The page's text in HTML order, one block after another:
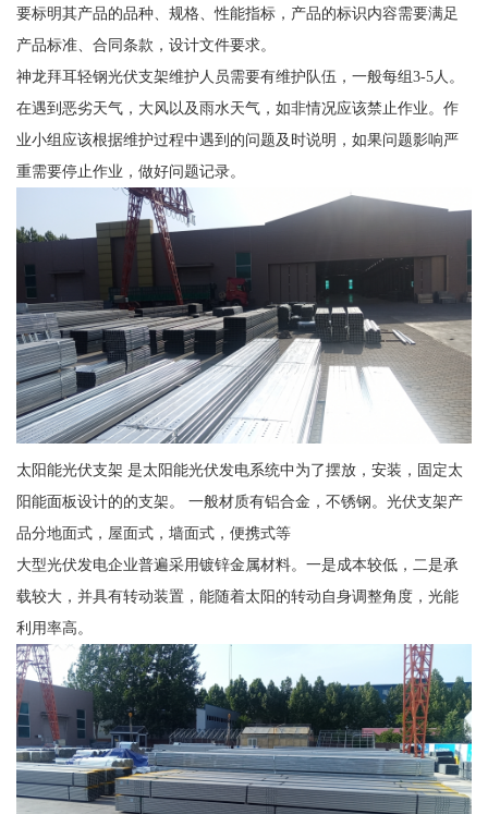
要标明其产品的品种、规格、性能指标，产品的标识内容需要满足
产品标准、合同条款，设计文件要求。
神龙拜耳轻钢光伏支架维护人员需要有维护队伍，一般每组3-5人。
在遇到恶劣天气，大风以及雨水天气，如非情况应该禁止作业。作
业小组应该根据维护过程中遇到的问题及时说明，如果问题影响严
重需要停止作业，做好问题记录。
太阳能光伏支架 是太阳能光伏发电系统中为了摆放，安装，固定太
阳能面板设计的的支架。 一般材质有铝合金，不锈钢。光伏支架产
品分地面式，屋面式，墙面式，便携式等
大型光伏发电企业普遍采用镀锌金属材料。一是成本较低，二是承
载较大，并具有转动装置，能随着太阳的转动自身调整角度，光能
利用率高。